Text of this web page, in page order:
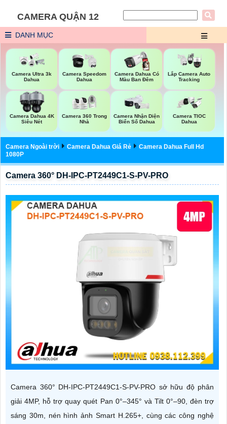
CAMERA QUẬN 12
DANH MỤC
Camera Ultra 3k
Dahua
Camera Speedom
Dahua
Camera Dahua Có
Màu Ban Đêm
Lắp Camera Auto
Tracking
Camera Dahua 4K
Siêu Nét
Camera 360 Trong
Nhà
Camera Nhận Diện
Biển Số Dahua
Camera TIOC
Dahua
Camera Ngoài trời Camera Dahua Giá Rẻ
Camera Dahua Full Hd
1080P
Camera 360° DH-IPC-PT2449C1-S-PV-PRO
Camera 360° DH-IPC-PT2449C1-S-PV-PRO sở hữu độ phân
giải 4MP, hỗ trợ quay quét Pan 0°–345° và Tilt 0°–90, đèn trợ
sáng 30m, nén hình ảnh Smart H.265+, cùng các công nghệ